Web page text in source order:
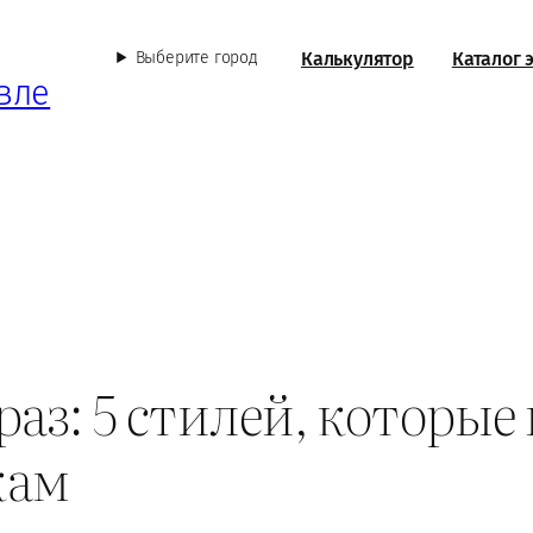
Выберите город Калькулятор Каталог
5 стилей,